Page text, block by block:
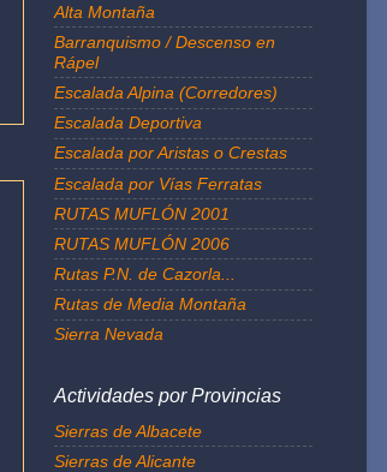
Alta Montaña
Barranquismo / Descenso en
Rápel
Escalada Alpina (Corredores)
Escalada Deportiva
Escalada por Aristas o Crestas
Escalada por Vías Ferratas
RUTAS MUFLÓN 2001
RUTAS MUFLÓN 2006
Rutas P.N. de Cazorla...
Rutas de Media Montaña
Sierra Nevada
Actividades por Provincias
Sierras de Albacete
Sierras de Alicante